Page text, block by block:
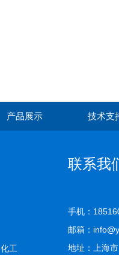
产品展示 技术支
化工
联系我
手机：
邮箱：
地址：上海